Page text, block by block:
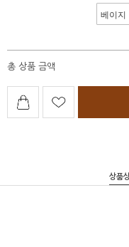
베이지
총 상품 금액
상품